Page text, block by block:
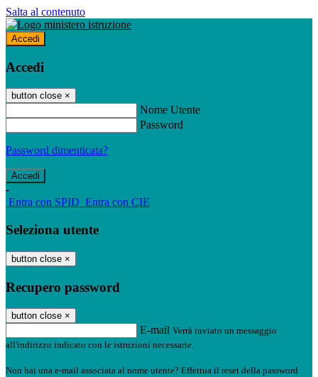
Salta al contenuto
Accedi
Accedi
button close ×
Nome Utente
Password
Password dimenticata?
-
Entra con SPID Entra con CIE
Seleziona utente
button close ×
Recupero password
button close ×
E-mail Verrà inviato un messaggio
all'indirizzo indicato con le istruzioni necessarie.
Non hai una e-mail associata al nome utente? Effettua il reset della password